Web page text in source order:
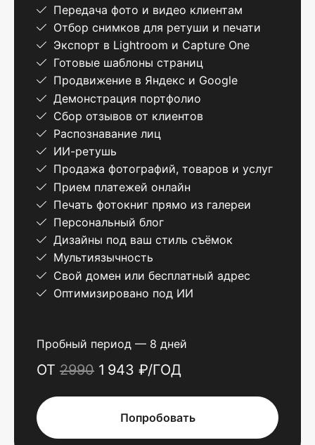
Передача фото и видео клиентам
Отбор снимков для ретуши и печати
Экспорт в Lightroom и Capture One
Готовые шаблоны страниц
Продвижение в Яндекс и Google
Демонстрация портфолио
Сбор отзывов от клиентов
Распознавание лиц
ИИ-ретушь
Продажа фотографий, товаров и услуг
Прием платежей онлайн
Печать фотокниг прямо из галереи
Персональный блог
Дизайны под ваш стиль съёмок
Мультиязычность
Свой домен или бесплатный адрес
Оптимизировано под ИИ
Пробный период — 8 дней
ОТ 2990 1 943 ₽/ГОД
Попробовать